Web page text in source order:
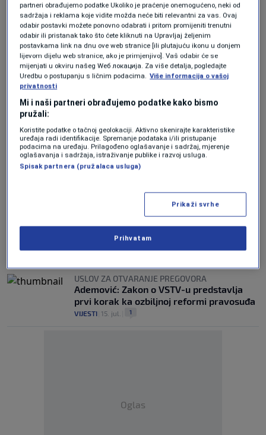
OPOZICIJA IZ RS NAKON SJEDNICE
politiku, apelaciono odjeljenje Suda BiH
mora biti na Palama
OBJAVLJENI DETALJI
Dom naroda PSBiH usvojio principe
Prijedloga zakona o izmjenama i
USLOV ZA PREGOVORE SA EU
Dom naroda PSBiH usvojio principe
Prijedloga zakona o VSTV-u
VIJESTI|15. jul.| 0
USLOV ZA OTVARANJE PREGOVORA
Ademović: Zakon o VSTV-u predstavlja
prvi korak ka ozbiljnoj reformi pravosuđa
VIJESTI 15. jul. 1
Oglas
partneri obrađujemo podatke Ukoliko je praćenje onemogućeno, neki od
sadržaja i reklama koje vidite možda neće biti relevantni za vas. Ovaj
odabir postavki možete ponovno odabrati i pritom promijeniti trenutni
odabir ili pristanak tako što ćete kliknuti na Upravljaj željenim
postavkama link na dnu ove web stranice [ili plutajuću ikonu u donjem
lijevom dijelu web stranice, ako je primjenjivo]. Vaš odabir će se
mijenjati u okviru našeg Wеб локација. Za više detalja, pogledajte
Uredbu o postupanju s ličnim podacima. Više informacija o vašoj
privatnosti
Mi i naši partneri obrađujemo podatke kako bismo
pružali:
Koristite podatke o tačnoj geolokaciji. Aktivno skenirajte karakteristike
uređaja radi identifikacije. Spremanje podataka i/ili pristupanje
podacima na uređaju. Prilagođeno oglašavanje i sadržaj, mjerenje
oglašavanja i sadržaja, istraživanje publike i razvoj usluga.
Spisak partnera (pružalaca usluga)
Prikaži svrhe
Prihvatam